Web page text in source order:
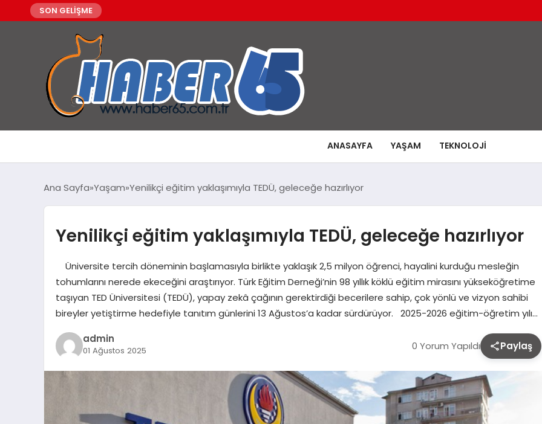
SON GELİŞME
ANASAYFA YAŞAM TEKNOLOJI
Ana Sayfa Yaşam Yenilikçi eğitim yaklaşımıyla TEDÜ, geleceğe hazırlıyor
Yenilikçi eğitim yaklaşımıyla TEDÜ, geleceğe hazırlıyor
Üniversite tercih döneminin başlamasıyla birlikte yaklaşık 2,5 milyon öğrenci, hayalini kurduğu mesleğin
tohumlarını nerede ekeceğini araştırıyor. Türk Eğitim Derneği’nin 98 yıllık köklü eğitim mirasını yükseköğretime
taşıyan TED Üniversitesi (TEDÜ), yapay zekâ çağının gerektirdiği becerilere sahip, çok yönlü ve vizyon sahibi
bireyler yetiştirme hedefiyle tanıtım günlerini 13 Ağustos’a kadar sürdürüyor. 2025-2026 eğitim-öğretim yılı…
admin
01 Ağustos 2025 0 Yorum Yapıldı Paylaş